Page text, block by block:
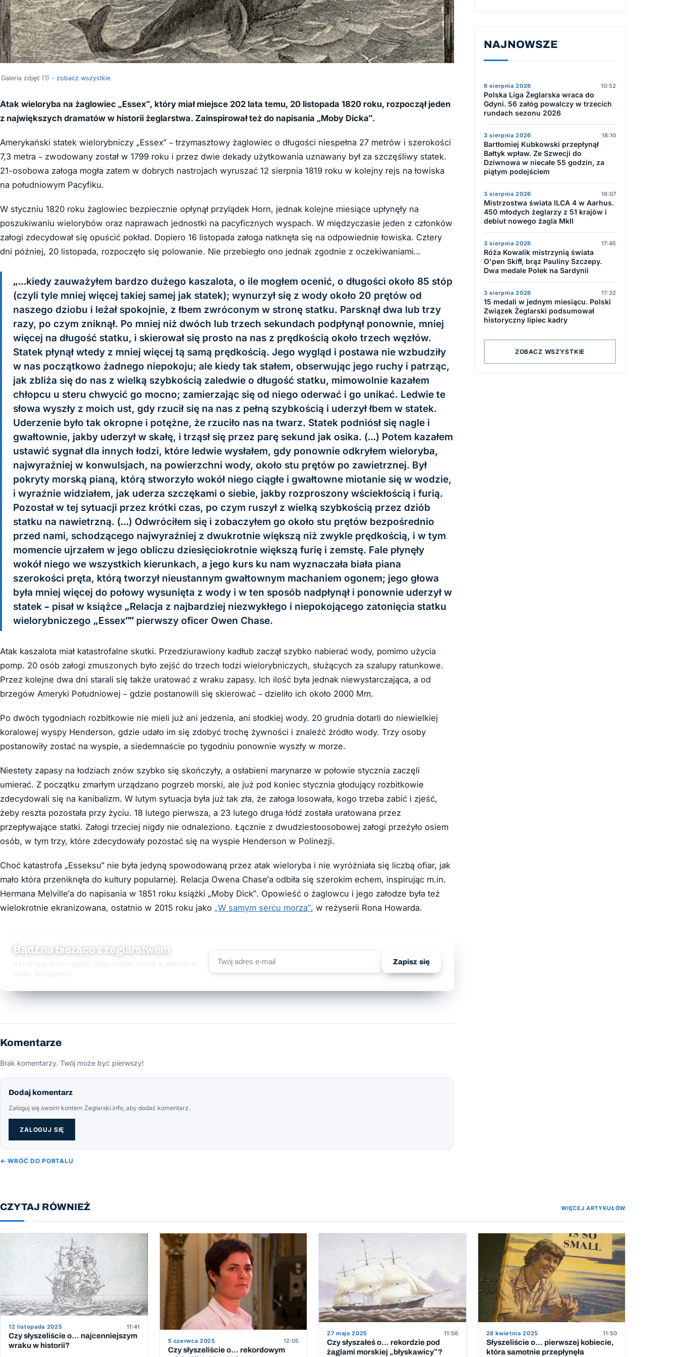
Galeria zdjęć (1) - zobacz wszystkie
Atak wieloryba na żaglowiec „Essex”, który miał miejsce 202 lata temu, 20 listopada 1820 roku, rozpoczął jeden
z największych dramatów w historii żeglarstwa. Zainspirował też do napisania „Moby Dicka”.
Amerykański statek wielorybniczy „Essex” – trzymasztowy żaglowiec o długości niespełna 27 metrów i szerokości
7,3 metra – zwodowany został w 1799 roku i przez dwie dekady użytkowania uznawany był za szczęśliwy statek.
21-osobowa załoga mogła zatem w dobrych nastrojach wyruszać 12 sierpnia 1819 roku w kolejny rejs na łowiska
na południowym Pacyfiku.
W styczniu 1820 roku żaglowiec bezpiecznie opłynął przylądek Horn, jednak kolejne miesiące upłynęły na
poszukiwaniu wielorybów oraz naprawach jednostki na pacyficznych wyspach. W międzyczasie jeden z członków
załogi zdecydował się opuścić pokład. Dopiero 16 listopada załoga natknęła się na odpowiednie łowiska. Cztery
dni później, 20 listopada, rozpoczęło się polowanie. Nie przebiegło ono jednak zgodnie z oczekiwaniami…
„…kiedy zauważyłem bardzo dużego kaszalota, o ile mogłem ocenić, o długości około 85 stóp
(czyli tyle mniej więcej takiej samej jak statek); wynurzył się z wody około 20 prętów od
naszego dziobu i leżał spokojnie, z łbem zwróconym w stronę statku. Parsknął dwa lub trzy
razy, po czym zniknął. Po mniej niż dwóch lub trzech sekundach podpłynął ponownie, mniej
więcej na długość statku, i skierował się prosto na nas z prędkością około trzech węzłów.
Statek płynął wtedy z mniej więcej tą samą prędkością. Jego wygląd i postawa nie wzbudziły
w nas początkowo żadnego niepokoju; ale kiedy tak stałem, obserwując jego ruchy i patrząc,
jak zbliża się do nas z wielką szybkością zaledwie o długość statku, mimowolnie kazałem
chłopcu u steru chwycić go mocno; zamierzając się od niego oderwać i go unikać. Ledwie te
słowa wyszły z moich ust, gdy rzucił się na nas z pełną szybkością i uderzył łbem w statek.
Uderzenie było tak okropne i potężne, że rzuciło nas na twarz. Statek podniósł się nagle i
gwałtownie, jakby uderzył w skałę, i trząsł się przez parę sekund jak osika. (…) Potem kazałem
ustawić sygnał dla innych łodzi, które ledwie wysłałem, gdy ponownie odkryłem wieloryba,
najwyraźniej w konwulsjach, na powierzchni wody, około stu prętów po zawietrznej. Był
pokryty morską pianą, którą stworzyło wokół niego ciągłe i gwałtowne miotanie się w wodzie,
i wyraźnie widziałem, jak uderza szczękami o siebie, jakby rozproszony wściekłością i furią.
Pozostał w tej sytuacji przez krótki czas, po czym ruszył z wielką szybkością przez dziób
statku na nawietrzną. (…) Odwróciłem się i zobaczyłem go około stu prętów bezpośrednio
przed nami, schodzącego najwyraźniej z dwukrotnie większą niż zwykle prędkością, i w tym
momencie ujrzałem w jego obliczu dziesięciokrotnie większą furię i zemstę. Fale płynęły
wokół niego we wszystkich kierunkach, a jego kurs ku nam wyznaczała biała piana
szerokości pręta, którą tworzył nieustannym gwałtownym machaniem ogonem; jego głowa
była mniej więcej do połowy wysunięta z wody i w ten sposób nadpłynął i ponownie uderzył w
statek – pisał w książce „Relacja z najbardziej niezwykłego i niepokojącego zatonięcia statku
wielorybniczego „Essex”” pierwszy oficer Owen Chase.
Atak kaszalota miał katastrofalne skutki. Przedziurawiony kadłub zaczął szybko nabierać wody, pomimo użycia
pomp. 20 osób załogi zmuszonych było zejść do trzech łodzi wielorybniczych, służących za szalupy ratunkowe.
Przez kolejne dwa dni starali się także uratować z wraku zapasy. Ich ilość była jednak niewystarczająca, a od
brzegów Ameryki Południowej – gdzie postanowili się skierować – dzieliło ich około 2000 Mm.
Po dwóch tygodniach rozbitkowie nie mieli już ani jedzenia, ani słodkiej wody. 20 grudnia dotarli do niewielkiej
koralowej wyspy Henderson, gdzie udało im się zdobyć trochę żywności i znaleźć źródło wody. Trzy osoby
postanowiły zostać na wyspie, a siedemnaście po tygodniu ponownie wyszły w morze.
Niestety zapasy na łodziach znów szybko się skończyły, a osłabieni marynarze w połowie stycznia zaczęli
umierać. Z początku zmarłym urządzano pogrzeb morski, ale już pod koniec stycznia głodujący rozbitkowie
zdecydowali się na kanibalizm. W lutym sytuacja była już tak zła, że załoga losowała, kogo trzeba zabić i zjeść,
żeby reszta pozostała przy życiu. 18 lutego pierwsza, a 23 lutego druga łódź została uratowana przez
przepływające statki. Załogi trzeciej nigdy nie odnaleziono. Łącznie z dwudziestoosobowej załogi przeżyło osiem
osób, w tym trzy, które zdecydowały pozostać się na wyspie Henderson w Polinezji.
Choć katastrofa „Esseksu” nie była jedyną spowodowaną przez atak wieloryba i nie wyróżniała się liczbą ofiar, jak
mało która przeniknęła do kultury popularnej. Relacja Owena Chase’a odbiła się szerokim echem, inspirując m.in.
Hermana Melville’a do napisania w 1851 roku książki „Moby Dick”. Opowieść o żaglowcu i jego załodze była też
wielokrotnie ekranizowana, ostatnio w 2015 roku jako „W samym sercu morza”, w reżyserii Rona Howarda.
Bądź na bieżąco z żeglarstwem
Raz w tygodniu - regaty, rejsy i ludzie morza w jednym e-
mailu. Bez spamu.
Zapisz się
Komentarze
Brak komentarzy. Twój może być pierwszy!
Dodaj komentarz
Zaloguj się swoim kontem Żeglarski.info, aby dodać komentarz.
ZALOGUJ SIĘ
← WRÓĆ DO PORTALU
NAJNOWSZE
6 sierpnia 2026 10:52
Polska Liga Żeglarska wraca do
Gdyni. 56 załóg powalczy w trzecich
rundach sezonu 2026
3 sierpnia 2026 18:10
Bartłomiej Kubkowski przepłynął
Bałtyk wpław. Ze Szwecji do
Dziwnowa w niecałe 55 godzin, za
piątym podejściem
3 sierpnia 2026 18:07
Mistrzostwa świata ILCA 4 w Aarhus.
450 młodych żeglarzy z 51 krajów i
debiut nowego żagla MkII
3 sierpnia 2026 17:45
Róża Kowalik mistrzynią świata
O'pen Skiff, brąz Pauliny Szczepy.
Dwa medale Polek na Sardynii
3 sierpnia 2026 17:32
15 medali w jednym miesiącu. Polski
Związek Żeglarski podsumował
historyczny lipiec kadry
ZOBACZ WSZYSTKIE
CZYTAJ RÓWNIEŻ WIĘCEJ ARTYKUŁÓW
12 listopada 2025 11:41
Czy słyszeliście o… najcenniejszym
wraku w historii?
5 czerwca 2025 12:05
Czy słyszeliście o… rekordowym
27 maja 2025 11:56
Czy słyszałeś o… rekordzie pod
żaglami morskiej „błyskawicy”?
28 kwietnia 2025 11:50
Słyszeliście o… pierwszej kobiecie,
która samotnie przepłynęła